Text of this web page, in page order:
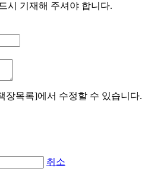
시 기재해 주셔야 합니다.
장목록]에서 수정할 수 있습니다.
취소